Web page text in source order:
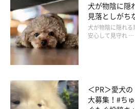
実は、犬は水を飲みながら鼻呼吸がで
けられるのです。人は水を飲むときに
その必要がありません。
犬が物陰に隠
見落としがち
犬が物陰に隠れる
安心して見守れ …
＜PR＞愛犬
大募集！#ち